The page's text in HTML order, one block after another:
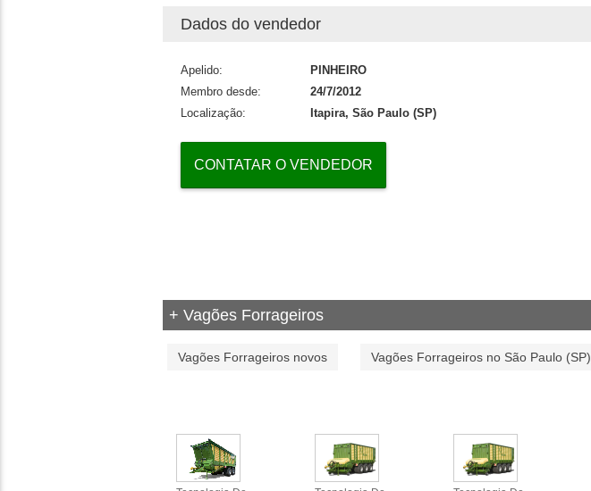
Dados do vendedor
Apelido:
PINHEIRO
Membro desde:
24/7/2012
Localização:
Itapira, São Paulo (SP)
CONTATAR O VENDEDOR
+ Vagões Forrageiros
Vagões Forrageiros novos Vagões Forrageiros no São Paulo (SP)